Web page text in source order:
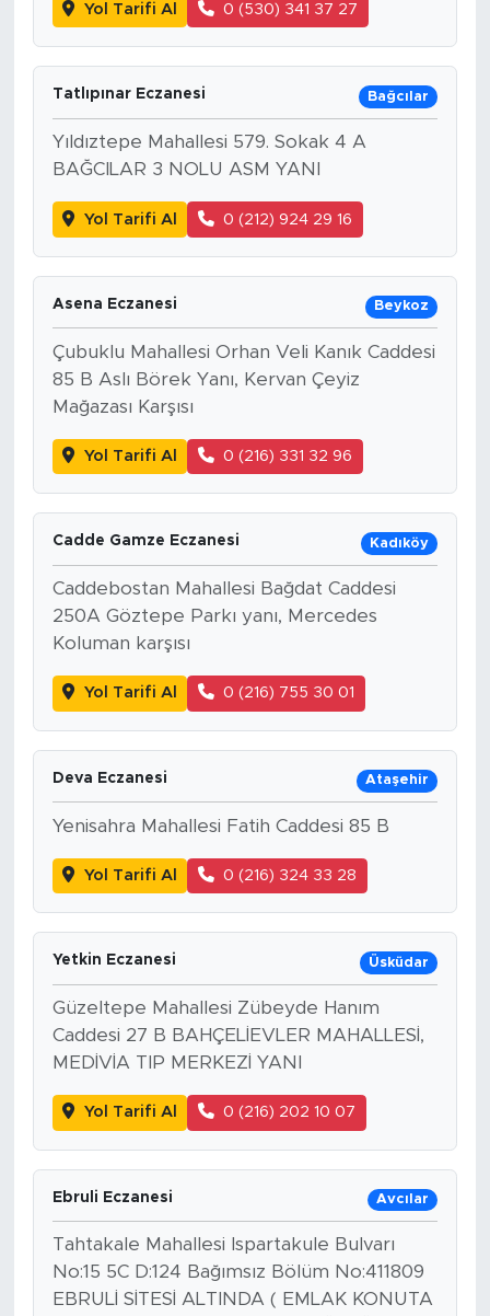
Yol Tarifi Al 0 (530) 341 37 27
Tatlıpınar Eczanesi Bağcılar
Yıldıztepe Mahallesi 579. Sokak 4 A
BAĞCILAR 3 NOLU ASM YANI
Yol Tarifi Al 0 (212) 924 29 16
Asena Eczanesi Beykoz
Çubuklu Mahallesi Orhan Veli Kanık Caddesi
85 B Aslı Börek Yanı, Kervan Çeyiz
Mağazası Karşısı
Yol Tarifi Al 0 (216) 331 32 96
Cadde Gamze Eczanesi Kadıköy
Caddebostan Mahallesi Bağdat Caddesi
250A Göztepe Parkı yanı, Mercedes
Koluman karşısı
Yol Tarifi Al 0 (216) 755 30 01
Deva Eczanesi Ataşehir
Yenisahra Mahallesi Fatih Caddesi 85 B
Yol Tarifi Al 0 (216) 324 33 28
Yetkin Eczanesi Üsküdar
Güzeltepe Mahallesi Zübeyde Hanım
Caddesi 27 B BAHÇELİEVLER MAHALLESİ,
MEDİVİA TIP MERKEZİ YANI
Yol Tarifi Al 0 (216) 202 10 07
Ebruli Eczanesi Avcılar
Tahtakale Mahallesi Ispartakule Bulvarı
No:15 5C D:124 Bağımsız Bölüm No:411809
EBRULİ SİTESİ ALTINDA ( EMLAK KONUTA